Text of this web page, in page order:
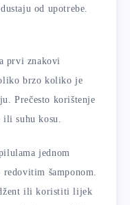
od upotrebe.
prvi znakovi
brzo koliko je
Prečesto korištenje
suhu kosu.
jednom
šamponom.
ili koristiti lijek